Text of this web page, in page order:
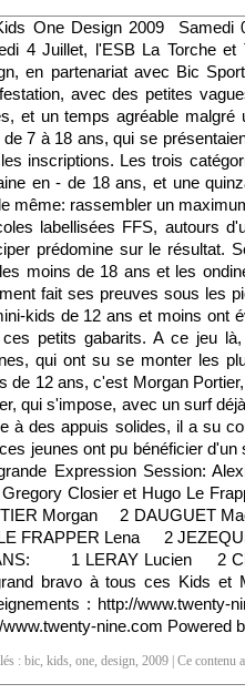
One Design 2009 Samedi
4 Juillet, l'ESB La Torche
en partenariat avec Bic
avec des petites
et un temps agréable
de 7 à 18 ans, qui se
inscriptions. Les trois
en - de 18 ans, et une
même: rassembler un
labellisées FFS, autours
prédomine sur le résultat.
moins de 18 ans et les
fait ses preuves sous les
kids de 12 ans et moins ont
ces petits gabarits. A ce jeu
qui ont su se monter les
de 12 ans, c'est Morgan
qui s'impose, avec un surf
à des appuis solides, il a su
jeunes ont pu bénéficier
Expression Session:
Gregory Closier et Hugo Le
Morgan 2 DAUGUET
FRAPPER Lena 2
1 LERAY Lucien 2
bravo à tous ces Kids et
: http://www.twenty-
www.twenty-nine.com Powered
: bic, kids, one, design, 2009 | Ce contenu